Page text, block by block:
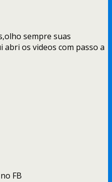
sempre suas
abri os videos com passo a
FB